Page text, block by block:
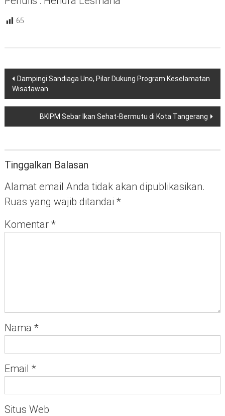
65
Navigasi
pos
Dampingi Sandiaga Uno, Pilar Dukung Program Keselamatan
Wisatawan
BKIPM Sebar Ikan Sehat-Bermutu di Kota Tangerang
Tinggalkan Balasan
Alamat email Anda tidak akan dipublikasikan.
Ruas yang wajib ditandai *
Komentar *
Nama *
Email *
Situs Web